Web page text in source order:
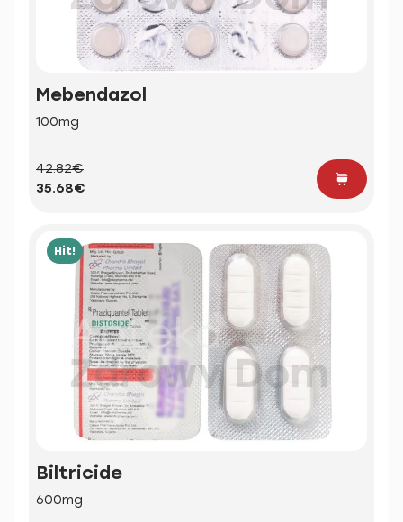
Mebendazol
100mg
42.82€
35.68€
Hit!
Biltricide
600mg